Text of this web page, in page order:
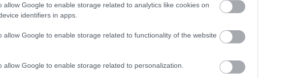
allow Google to enable storage related to analytics like cookies on
identifiers in apps.
allow Google to enable storage related to functionality of the website
allow Google to enable storage related to personalization.
?
qui limite la consommation d'oligosaccharides, de
fermentescibles. Ces glucides sont difficiles
provoquant des ballonnements, des douleurs